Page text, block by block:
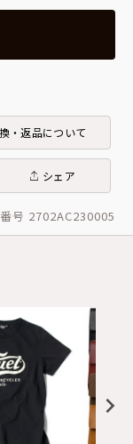
・返品について
シェア
号 2702AC230005